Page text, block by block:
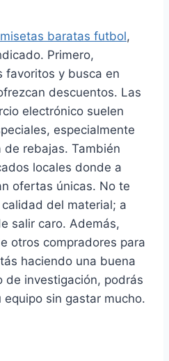
baratas futbol,
Primero,
favoritos y busca en
descuentos. Las
electrónico suelen
especialmente
rebajas. También
locales donde a
ofertas únicas. No te
del material; a
salir caro. Además,
otros compradores para
haciendo una buena
de investigación, podrás
sin gastar mucho.